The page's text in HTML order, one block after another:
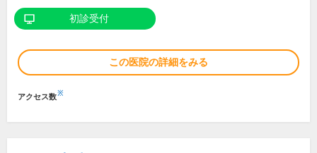
初診受付
この医院の詳細をみる
アクセス数※